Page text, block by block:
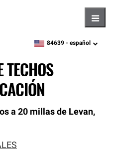
zipcode,language
84639 - español
TECHOS
a 20 millas de Levan,